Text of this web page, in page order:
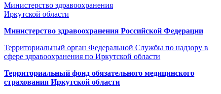
Министерство здравоохранения
Иркутской области
Министерство здравоохранения Росcийской Федерации
Территориальный орган Федеральной Службы по надзору в
сфере здравоохранения по Иркутской области
Территориальный фонд обязательного медицинского
страхования Иркутской области